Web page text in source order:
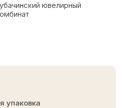
ювелирный
упаковка